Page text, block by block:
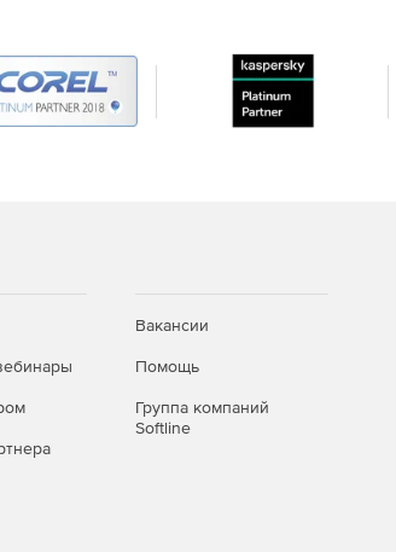
Вакансии
Помощь
Группа компаний
Softline